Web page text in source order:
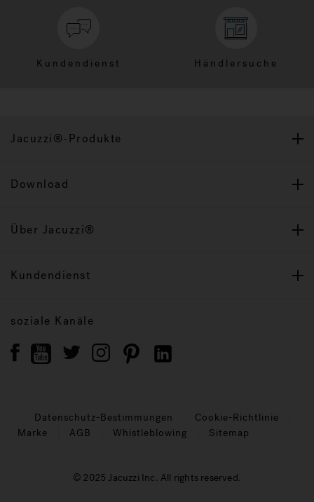
Kundendienst Händlersuche
Jacuzzi®-Produkte
Download
Über Jacuzzi®
Kundendienst
soziale Kanäle
Datenschutz-Bestimmungen
Cookie-Richtlinie
Marke
AGB Whistleblowing Sitemap
© 2025 Jacuzzi Inc. All rights reserved.